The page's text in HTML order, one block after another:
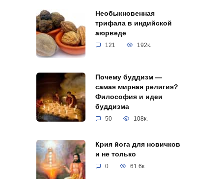
Необыкновенная
трифала в индийской
аюрведе
121 192к.
Почему буддизм —
самая мирная религия?
Философия и идеи
буддизма
50 108к.
Крия йога для новичков
и не только
0 61.6к.